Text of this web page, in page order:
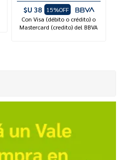
$U 38
15%OFF
Con Visa (débito o crédito) o
Mastercard (credito) del BBVA